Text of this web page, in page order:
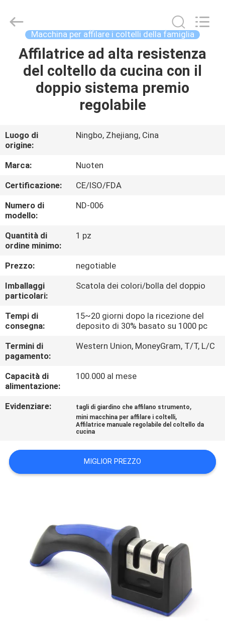
CASA.
PRODOTTI
SU
DI
NOI
VISITA
DELLA
FABBRICA
CONTROLLO
DELLA
QUALITÀ
CONTATTACI
NOTIZIE
CASI
UN
PREVENTIVO
PRIVACY
Norton
Electric
Macchina per affilare i coltelli della famiglia
Affilatrice ad alta resistenza
del coltello da cucina con il
doppio sistema premio
regolabile
Luogo di
origine:
Ningbo, Zhejiang, Cina
Marca:
Nuoten
Certificazione:
CE/ISO/FDA
Numero di
modello:
ND-006
Quantità di
ordine minimo:
1 pz
Prezzo:
negotiable
Imballaggi
particolari:
Scatola dei colori/bolla del doppio
Tempi di
consegna:
15~20 giorni dopo la ricezione del
deposito di 30% basato su 1000 pc
Termini di
pagamento:
Western Union, MoneyGram, T/T, L/C
Capacità di
alimentazione:
100.000 al mese
Evidenziare: tagli di giardino che affilano strumento,
mini macchina per affilare i coltelli,
Affilatrice manuale regolabile del coltello da
cucina
MIGLIOR PREZZO